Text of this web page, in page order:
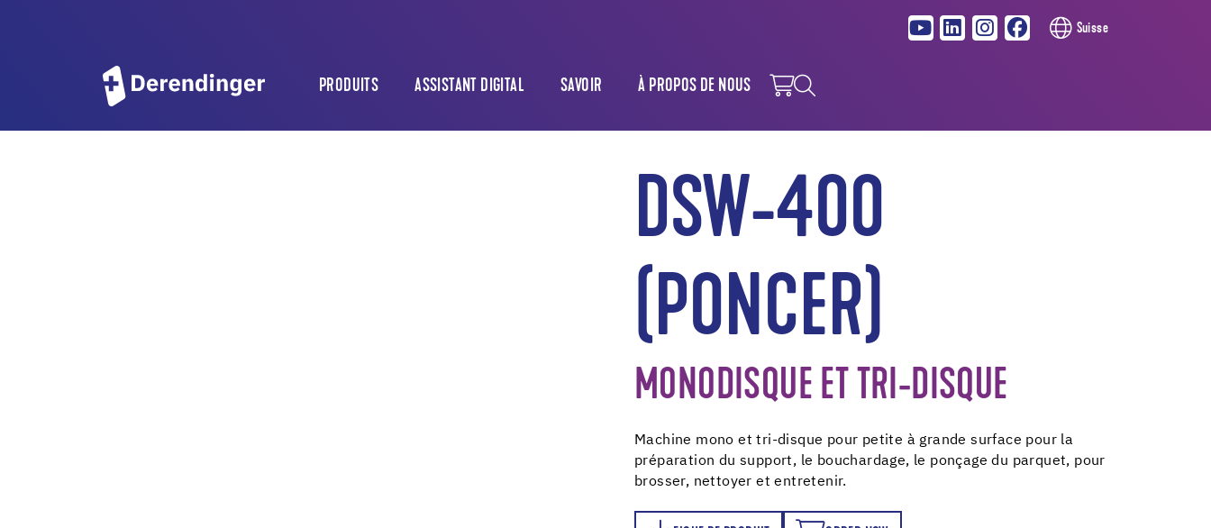
Suisse
PRODUITS ASSISTANT DIGITAL SAVOIR À PROPOS DE NOUS
DSW-400
(PONCER)
MONODISQUE ET TRI-DISQUE
Machine mono et tri-disque pour petite à grande surface pour la
préparation du support, le bouchardage, le ponçage du parquet, pour
brosser, nettoyer et entretenir.